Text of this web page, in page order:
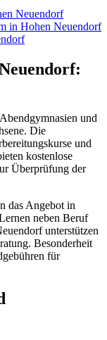
Neuendorf
in Hohen Neuendorf
und
Die
und
kostenlose
Überprüfung der
das Angebot in
neben Beruf
unterstützen
Besonderheit
für